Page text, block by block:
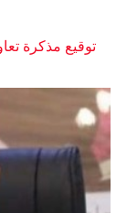
توقيع مذكرة